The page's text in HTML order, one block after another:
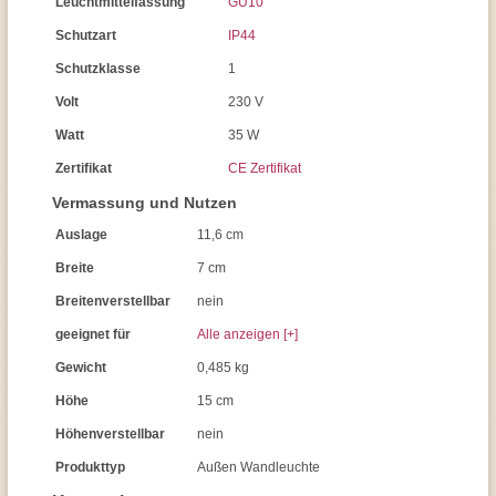
Schutzart IP44
Schutzklasse 1
Volt 230 V
Watt 35 W
Zertifikat CE Zertifikat
Vermassung und Nutzen
Auslage 11,6 cm
Breite 7 cm
Breitenverstellbar nein
geeignet für Alle anzeigen [+]
Gewicht 0,485 kg
Höhe 15 cm
Höhenverstellbar nein
Produkttyp Außen Wandleuchte